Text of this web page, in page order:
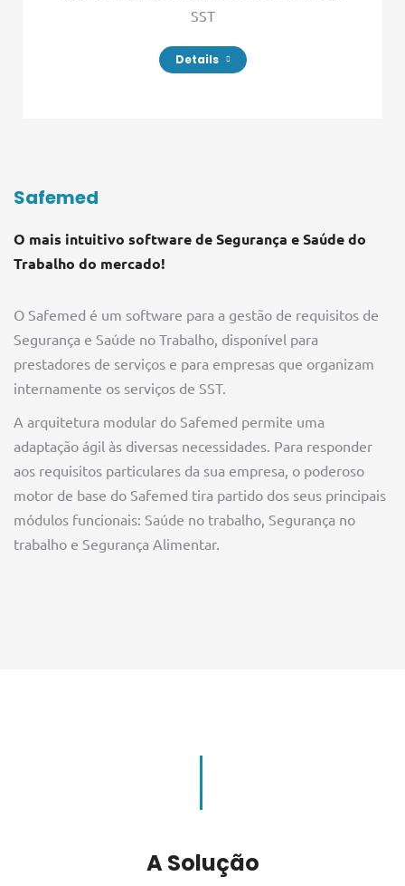
SST
Details
Safemed
O mais intuitivo software de Segurança e Saúde do
Trabalho do mercado!
O Safemed é um software para a gestão de requisitos de
Segurança e Saúde no Trabalho, disponível para
prestadores de serviços e para empresas que organizam
internamente os serviços de SST.
A arquitetura modular do Safemed permite uma
adaptação ágil às diversas necessidades. Para responder
aos requisitos particulares da sua empresa, o poderoso
motor de base do Safemed tira partido dos seus principais
módulos funcionais: Saúde no trabalho, Segurança no
trabalho e Segurança Alimentar.
A Solução